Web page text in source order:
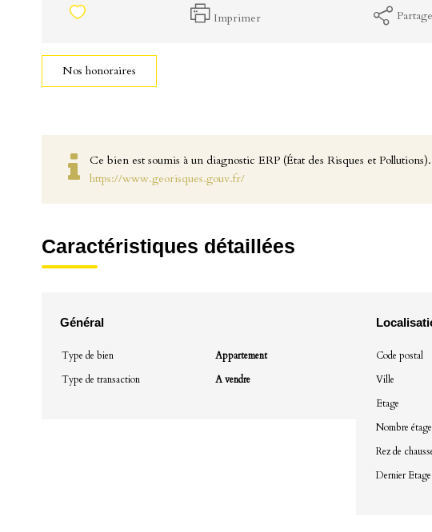
Imprimer
Nos honoraires
Ce bien est soumis à un diagnostic ERP (État des Risques et
https://www.georisques.gouv.fr/
Caractéristiques détaillées
Général
Type de bien
Appartement
Type de transaction
A vendre
Code postal
Ville
Etage
Nombre
Rez de
Dernier Etage